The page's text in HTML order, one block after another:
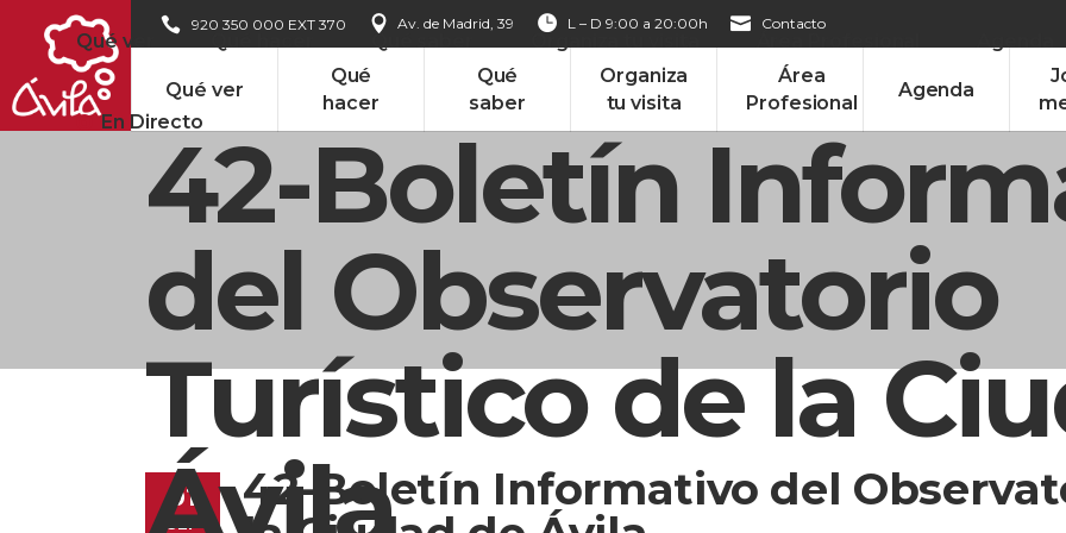
920 350 000 EXT 370 Av. de Madrid, 39 L – D 9:00 a 20:00h Contacto
Qué ver
Qué
hacer
Qué
saber
Organiza
tu visita
Área
Profesional
Agenda
Qué ver Qué saber Organiza tu visita
En Directo
42-Boletín
del Observatorio
Turístico de la
Ávila
01
42-Boletín Informativo del